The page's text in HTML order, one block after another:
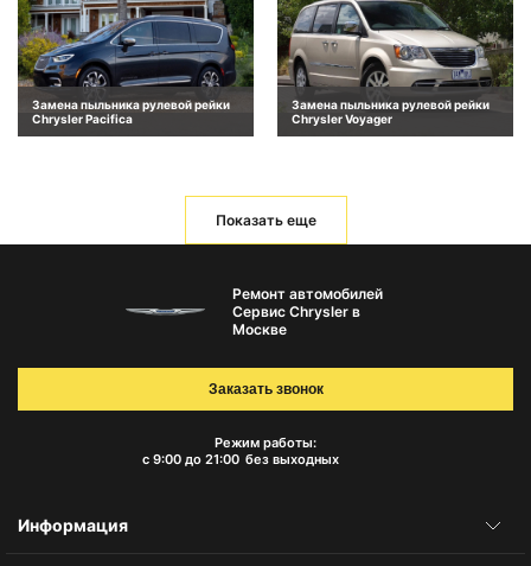
Замена пыльника рулевой рейки
Chrysler Pacifica
Замена пыльника рулевой рейки
Chrysler Voyager
Показать еще
Ремонт автомобилей
Сервис Chrysler в
Москве
Режим работы:
с 9:00 до 21:00 без выходных
Заказать звонок
Информация